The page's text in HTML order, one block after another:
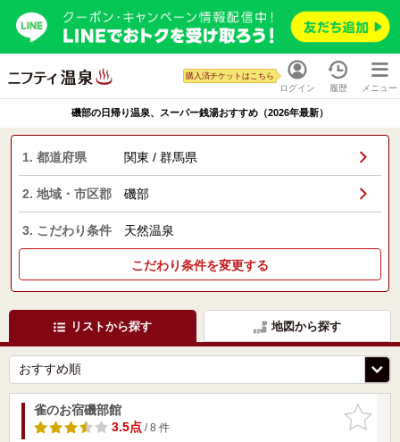
ログイン
購入済チケットはこちら
履歴 メニュー
磯部の日帰り温泉、スーパー銭湯おすすめ（2026年最新）
1. 都道府県 関東 / 群馬県
2. 地域・市区郡 磯部
3. こだわり条件 天然温泉
こだわり条件を変更する
リストから探す 地図から探す
お気に入
りに追加
雀のお宿磯部館
3.5点/ 8 件